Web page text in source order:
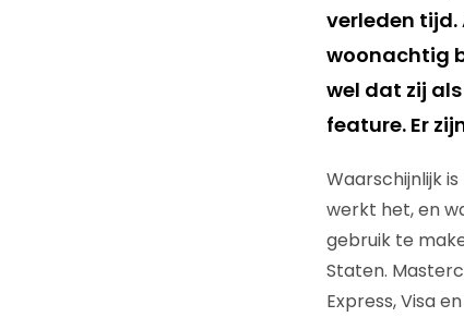
verleden tijd.
woonachtig
wel dat zij
feature. Er
Waarschijnlijk
werkt het, en
gebruik te
Staten.
Express, Visa